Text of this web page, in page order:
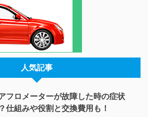
人気記事
フロメーターが故障した時の症状
仕組みや役割と交換費用も！